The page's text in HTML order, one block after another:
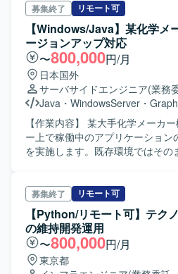
ント整備などがあります。 新規
積極的に活用していくカルチャ
力】 チャレンジできる機会が多
プログラミング言語: TypeScript,
Express, NestJS インフラ: GCP
行中, Cloud SQL, Cloud
Logging, BigQuery等) データベー
OpenAPI、GraphQL CI/CD:
ニタリング：Datadog
募集終了 リモート可
【Windows/Java】某化学メ
ージョンアップ対応
〜800,000円/月
日本国外
サーバサイドエンジニア(業務
Java ・ WindowsServer ・
【作業内容】 某大手化学メーカ
ー上で稼働中のアプリケーショ
を実施します。既存環境ではその
ーズまでを行います。 【STEP構成】 STEP1：バージョン
アップ前準備 • Derbyを外部DB
ル、タグ、グローバルセキュリ
クトアクセスの移行 STEP2：V9
構築） • V9環境構築（本番環境は
認、パラメータ設定（アクセス制
募集終了 リモート可
【Python/リモート可】テク
の維持開発運用
〜800,000円/月
東京都